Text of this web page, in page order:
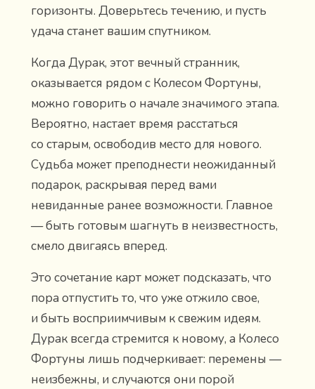
горизонты. Доверьтесь течению, и пусть
удача станет вашим спутником.
Когда Дурак, этот вечный странник,
оказывается рядом с Колесом Фортуны,
можно говорить о начале значимого этапа.
Вероятно, настает время расстаться
со старым, освободив место для нового.
Судьба может преподнести неожиданный
подарок, раскрывая перед вами
невиданные ранее возможности. Главное
— быть готовым шагнуть в неизвестность,
смело двигаясь вперед.
Это сочетание карт может подсказать, что
пора отпустить то, что уже отжило свое,
и быть восприимчивым к свежим идеям.
Дурак всегда стремится к новому, а Колесо
Фортуны лишь подчеркивает: перемены —
неизбежны, и случаются они порой